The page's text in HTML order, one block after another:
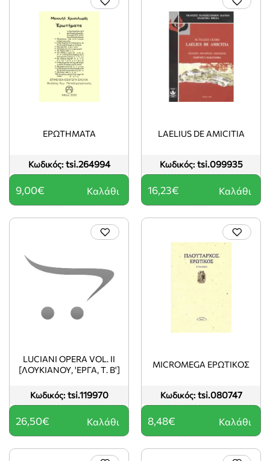
Κωδικός: tsi.264994
EΡΩΤΗΜΑΤΑ
9,00€ Καλάθι
Κωδικός: tsi.099935
LAELIUS DE AMICITIA
16,23€ Καλάθι
Κωδικός: tsi.119970
LUCIANI OPERA VOL. II
[ΛΟΥΚΙΑΝΟΥ, 'ΕΡΓΑ, Τ. Β']
26,50€ Καλάθι
Κωδικός: tsi.080747
MICROMEGA ΕΡΩΤΙΚΟΣ
8,48€ Καλάθι